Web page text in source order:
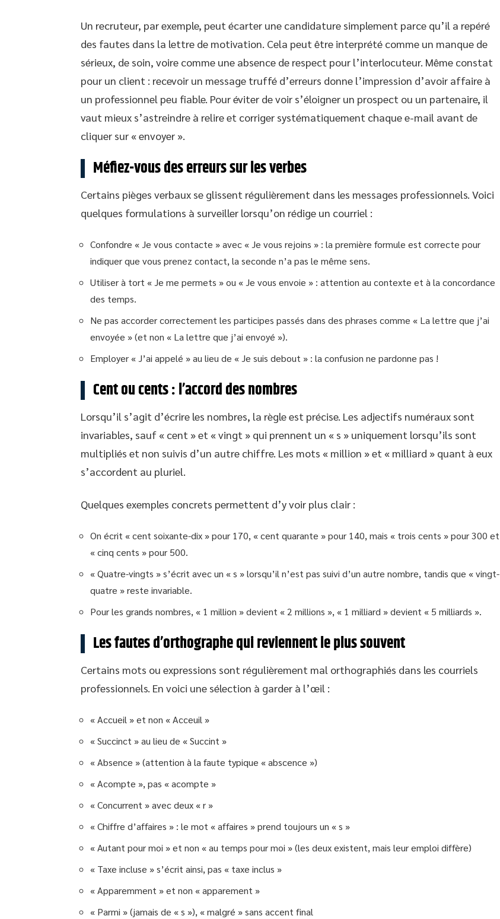
Un recruteur, par exemple, peut écarter une candidature simplement parce qu’il a repéré
des fautes dans la lettre de motivation. Cela peut être interprété comme un manque de
sérieux, de soin, voire comme une absence de respect pour l’interlocuteur. Même constat
pour un client : recevoir un message truffé d’erreurs donne l’impression d’avoir affaire à
un professionnel peu fiable. Pour éviter de voir s’éloigner un prospect ou un partenaire, il
vaut mieux s’astreindre à relire et corriger systématiquement chaque e-mail avant de
cliquer sur « envoyer ».
Méfiez-vous des erreurs sur les verbes
Certains pièges verbaux se glissent régulièrement dans les messages professionnels. Voici
quelques formulations à surveiller lorsqu’on rédige un courriel :
Confondre « Je vous contacte » avec « Je vous rejoins » : la première formule est correcte pour
indiquer que vous prenez contact, la seconde n’a pas le même sens.
Utiliser à tort « Je me permets » ou « Je vous envoie » : attention au contexte et à la concordance
des temps.
Ne pas accorder correctement les participes passés dans des phrases comme « La lettre que j’ai
envoyée » (et non « La lettre que j’ai envoyé »).
Employer « J’ai appelé » au lieu de « Je suis debout » : la confusion ne pardonne pas !
Cent ou cents : l’accord des nombres
Lorsqu’il s’agit d’écrire les nombres, la règle est précise. Les adjectifs numéraux sont
invariables, sauf « cent » et « vingt » qui prennent un « s » uniquement lorsqu’ils sont
multipliés et non suivis d’un autre chiffre. Les mots « million » et « milliard » quant à eux
s’accordent au pluriel.
Quelques exemples concrets permettent d’y voir plus clair :
On écrit « cent soixante-dix » pour 170, « cent quarante » pour 140, mais « trois cents » pour 300 et
« cinq cents » pour 500.
« Quatre-vingts » s’écrit avec un « s » lorsqu’il n’est pas suivi d’un autre nombre, tandis que « vingt-
quatre » reste invariable.
Pour les grands nombres, « 1 million » devient « 2 millions », « 1 milliard » devient « 5 milliards ».
Les fautes d’orthographe qui reviennent le plus souvent
Certains mots ou expressions sont régulièrement mal orthographiés dans les courriels
professionnels. En voici une sélection à garder à l’œil :
« Accueil » et non « Acceuil »
« Succinct » au lieu de « Succint »
« Absence » (attention à la faute typique « abscence »)
« Acompte », pas « acompte »
« Concurrent » avec deux « r »
« Chiffre d’affaires » : le mot « affaires » prend toujours un « s »
« Autant pour moi » et non « au temps pour moi » (les deux existent, mais leur emploi diffère)
« Taxe incluse » s’écrit ainsi, pas « taxe inclus »
« Apparemment » et non « apparement »
« Parmi » (jamais de « s »), « malgré » sans accent final